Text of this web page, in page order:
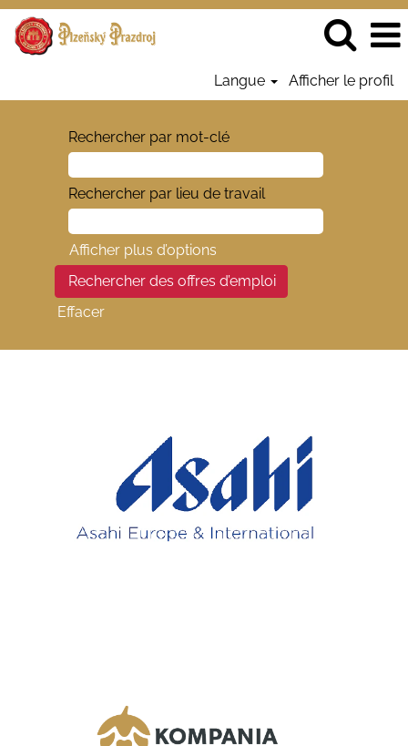
Langue Afficher le profil
Rechercher par mot-clé
Rechercher par lieu de travail
Afficher plus d’options
Effacer